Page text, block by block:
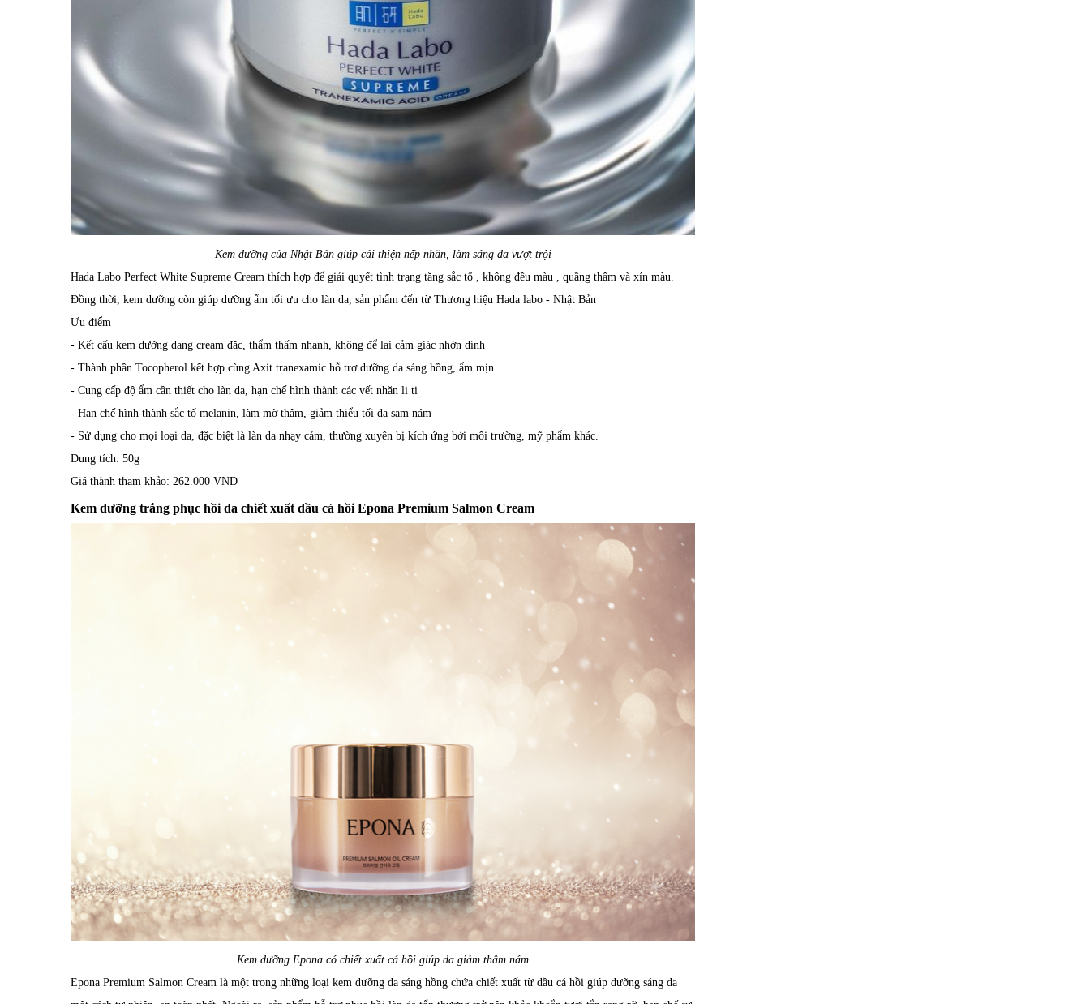
Kem dưỡng của Nhật Bản giúp cải thiện nếp nhăn, làm sáng da vượt trội
Hada Labo Perfect White Supreme Cream thích hợp để giải quyết tình trạng tăng sắc tố , không đều màu , quầng thâm và xỉn màu.
Đồng thời, kem dưỡng còn giúp dưỡng ẩm tối ưu cho làn da, sản phẩm đến từ Thương hiệu Hada labo - Nhật Bản
Ưu điểm
- Kết cấu kem dưỡng dạng cream đặc, thẩm thấm nhanh, không để lại cảm giác nhờn dính
- Thành phần Tocopherol kết hợp cùng Axit tranexamic hỗ trợ dưỡng da sáng hồng, ẩm mịn
- Cung cấp độ ẩm cần thiết cho làn da, hạn chế hình thành các vết nhăn li ti
- Hạn chế hình thành sắc tố melanin, làm mờ thâm, giảm thiểu tối da sạm nám
- Sử dụng cho mọi loại da, đặc biệt là làn da nhạy cảm, thường xuyên bị kích ứng bởi môi trường, mỹ phẩm khác.
Dung tích: 50g
Giá thành tham khảo: 262.000 VND
Kem dưỡng trắng phục hồi da chiết xuất dầu cá hồi Epona Premium Salmon Cream
Kem dưỡng Epona có chiết xuất cá hồi giúp da giảm thâm nám
Epona Premium Salmon Cream là một trong những loại kem dưỡng da sáng hồng chứa chiết xuất từ dầu cá hồi giúp dưỡng sáng da